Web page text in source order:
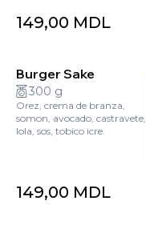
149,00 MDL
Burger Sake
300 g
Orez, crema de branza,
somon, avocado, castravete,
lola, sos, tobico icre.
149,00 MDL